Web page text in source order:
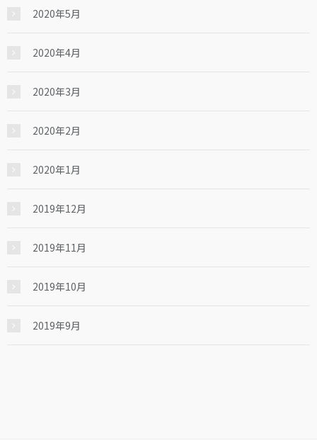
2020年5月
2020年4月
2020年3月
2020年2月
2020年1月
2019年12月
2019年11月
2019年10月
2019年9月